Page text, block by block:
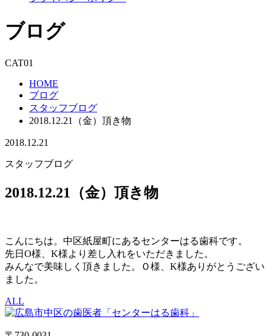
ブログ
CAT01
HOME
ブログ
スタッフブログ
2018.12.21（金）頂き物
2018.12.21
スタッフブログ
2018.12.21（金）頂き物
こんにちは。中区紙屋町にあるセンターはる歯科です。
先日O様、K様より差し入れをいただきました。
みんなで美味しく頂きました。Ｏ様、K様ありがとうござい
ました。
ALL